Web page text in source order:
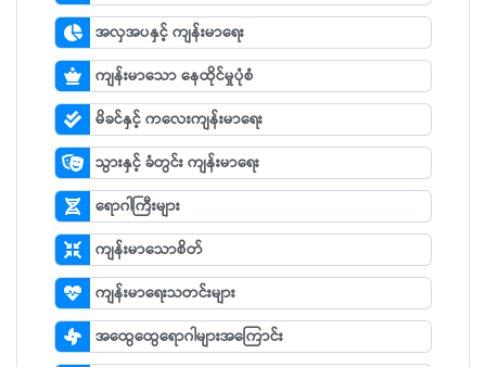
အလှအပနှင့် ကျန်းမာရေး
ကျန်းမာသော နေထိုင်မှုပုံစံ
မိခင်နှင့် ကလေးကျန်းမာရေး
သွားနှင့် ခံတွင်း ကျန်းမာရေး
ရောဂါကြီးများ
ကျန်းမာသောစိတ်
ကျန်းမာရေးသတင်းများ
အထွေထွေရောဂါများအကြောင်း